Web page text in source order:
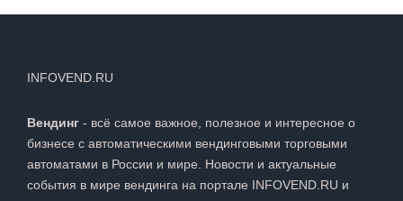
INFOVEND.RU
Вендинг - всё самое важное, полезное и интересное о
бизнесе с автоматическими вендинговыми торговыми
автоматами в России и мире. Новости и актуальные
события в мире вендинга на портале INFOVEND.RU и